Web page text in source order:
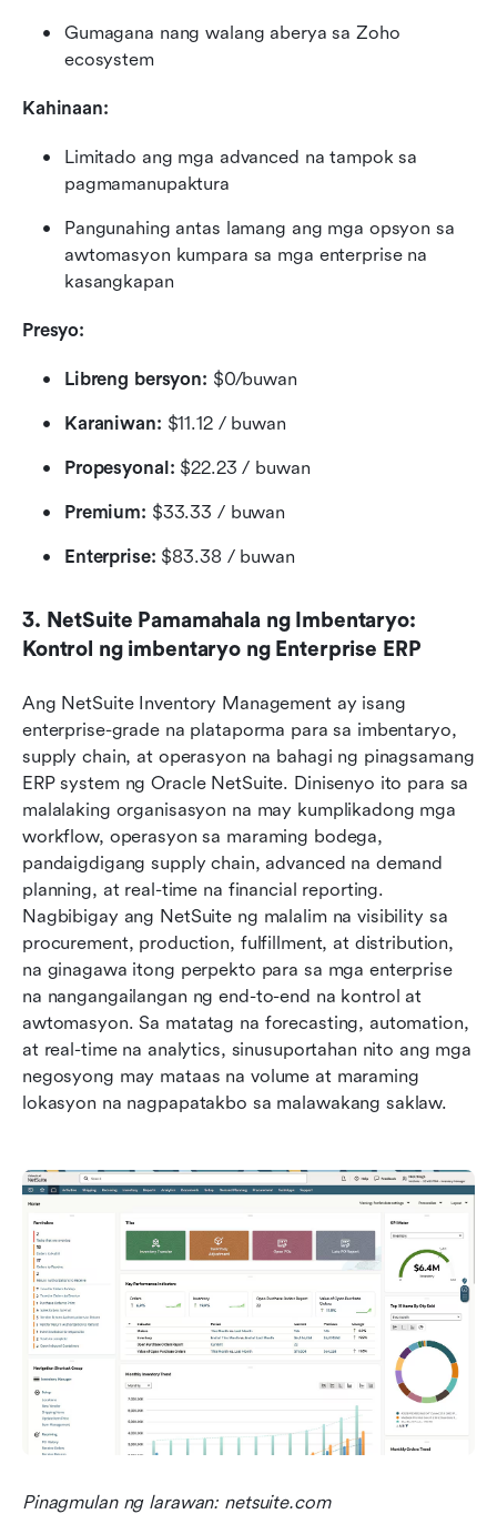
Gumagana nang walang aberya sa Zoho
ecosystem
Kahinaan:
Limitado ang mga advanced na tampok sa
pagmamanupaktura
Pangunahing antas lamang ang mga opsyon sa
awtomasyon kumpara sa mga enterprise na
kasangkapan
Presyo:
Libreng bersyon: $0/buwan
Karaniwan: $11.12 / buwan
Propesyonal: $22.23 / buwan
Premium: $33.33 / buwan
Enterprise: $83.38 / buwan
3. NetSuite Pamamahala ng Imbentaryo:
Kontrol ng imbentaryo ng Enterprise ERP
Ang NetSuite Inventory Management ay isang
enterprise-grade na plataporma para sa imbentaryo,
supply chain, at operasyon na bahagi ng pinagsamang
ERP system ng Oracle NetSuite. Dinisenyo ito para sa
malalaking organisasyon na may kumplikadong mga
workflow, operasyon sa maraming bodega,
pandaigdigang supply chain, advanced na demand
planning, at real-time na financial reporting.
Nagbibigay ang NetSuite ng malalim na visibility sa
procurement, production, fulfillment, at distribution,
na ginagawa itong perpekto para sa mga enterprise
na nangangailangan ng end-to-end na kontrol at
awtomasyon. Sa matatag na forecasting, automation,
at real-time na analytics, sinusuportahan nito ang mga
negosyong may mataas na volume at maraming
lokasyon na nagpapatakbo sa malawakang saklaw.
Pinagmulan ng larawan: netsuite.com